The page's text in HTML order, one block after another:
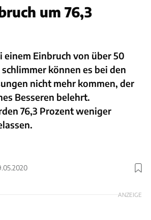
um 76,3
einem Einbruch von über 50
können es bei den
nicht mehr kommen, der
Besseren belehrt.
76,3 Prozent weniger
Foto: ams
ANZEIGE